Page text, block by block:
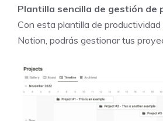
Plantilla sencilla de gestión de
Con esta plantilla de
Notion, podrás gestionar tus